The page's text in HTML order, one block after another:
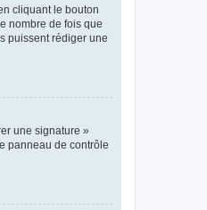
cliquant le bouton
nombre de fois que
puissent rédiger une
une signature »
panneau de contrôle